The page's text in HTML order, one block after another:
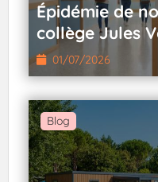
Épidémie de
collège Jules
01/07/2026
Blog